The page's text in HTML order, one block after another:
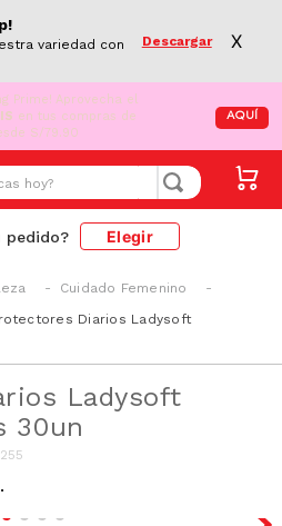
variedad con
Descargar X
Prime! Aprovecha el
en tus compras de
S/79.90
AQUÍ
pedido? Elegir
Cuidado Femenino
Diarios Ladysoft
Ladysoft
30un